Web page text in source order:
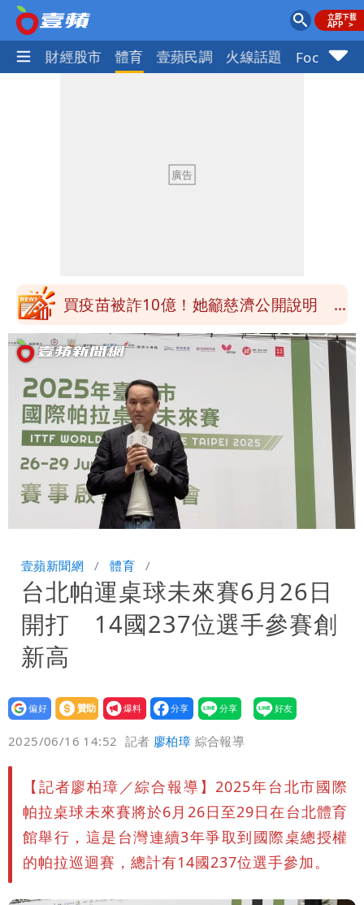
國際 財經股市 體育 壹蘋民調 火線話題 Focus+
勝：時間久看出睿智
白海豚今下午2點半發海警！陸警機率最
最快今晚移送北檢複訊
買疫苗被詐10億！她籲慈濟公開說明
捐款人有權知真相
蔡英文變「台東蔡主委」嚇壞一堆人！他
驚：戰局變五五波
白海豚颱風攪局父親節！明雨量「紅到發
紫」
女律師詐慈濟10億 坐擁232公斤黃金仍
接案！同業酸：我輩楷模
明金成離世留下雙胞胎 4歲兒與老師一
段對話催淚
演習登場！搭雙鐵、航班3大注意事項快
重」 1細節避而不談
蔣萬安民調只贏5％「現任優勢去哪？」
媒體人嘆：真的該緊張了
97萬網紅「肥大叔」驚傳猝逝！最後身
影曝 網驚覺不對
慈濟被騙10億！陳時中一語成讖 王必
勝：時間久看出睿智
白海豚今下午2點半發海警！陸警機率最
高是這縣市
Loaded
61.92%
壹蘋新聞網 體育
台北帕運桌球未來賽6月26日
開打 14國237位選手參賽創
新高
設為
贊助
我要
爆料
2025/06/16 14:52 記者 廖柏璋 綜合報導
【記者廖柏璋／綜合報導】2025年台北市國際
帕拉桌球未來賽將於6月26日至29日在台北體育
館舉行，這是台灣連續3年爭取到國際桌總授權
的帕拉巡迴賽，總計有14國237位選手參加。